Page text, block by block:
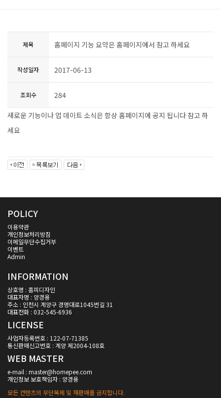
제목 홈페이지 기능 요약은 홈페이지에서 참고 하세요
작성일자 2017-06-13
조회수 284
새로운 기능이나 업 데이트 소식은 항상 홈페이지에 공지 됩니다 참고 하
세요
POLICY
이용약관
개인정보처리방침
이메일무단수집거부
이벤트
Admin
INFORMATION
상호명 : 홈피디자인
대표자명 : 양경용
주소 : 인천시 계양구 경명대로1045번길 31
대표전화 : 032-545-6936
LICENSE
사업자등록번호 : 122-07-71385
통신판매신고번호 : 계양 제2004-108호
WEB MASTER
e-mail : master@homepee.com
개인정보 보호책임자 : 양경용
모든 컨텐츠의 무단복제 및 재판매를 금지합니다.